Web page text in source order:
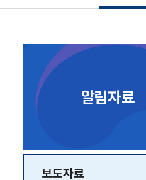
알림자료
보도자료